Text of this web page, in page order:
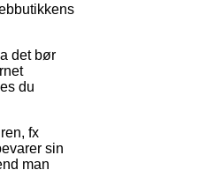
det bør
du
fx
sin
man